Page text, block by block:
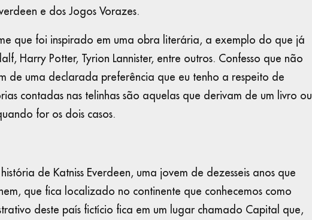
e dos Jogos Vorazes.
que foi inspirado em uma obra literária, a exemplo do que já
Harry Potter, Tyrion Lannister, entre outros. Confesso que não
de uma declarada preferência que eu tenho a respeito de
contadas nas telinhas são aquelas que derivam de um livro ou
for os dois casos.
de Katniss Everdeen, uma jovem de dezesseis anos que
que fica localizado no continente que conhecemos como
deste país fictício fica em um lugar chamado Capital que,